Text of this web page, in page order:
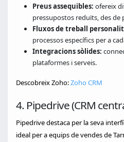
Preus assequibles: ofereix
pressupostos reduïts, des de
Fluxos de treball
processos específics per a
Integracions sòlides:
plataformes i serveis.
Descobreix Zoho:Zoho CRM
4. Pipedrive (CRM
Pipedrive destaca per la seva
ideal per a equips de vendes de